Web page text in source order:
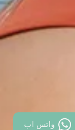
واتس اب